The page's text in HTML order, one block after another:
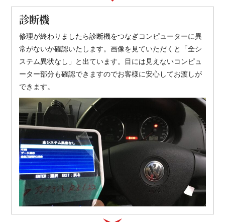
診断機
修理が終わりましたら診断機をつなぎコンピューターに異
常がないか確認いたします。画像を見ていただくと「全シ
ステム異状なし」と出ています。目には見えないコンピュ
ーター部分も確認できますのでお客様に安心してお渡しが
できます。